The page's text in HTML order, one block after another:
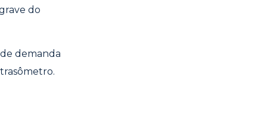
do
demanda